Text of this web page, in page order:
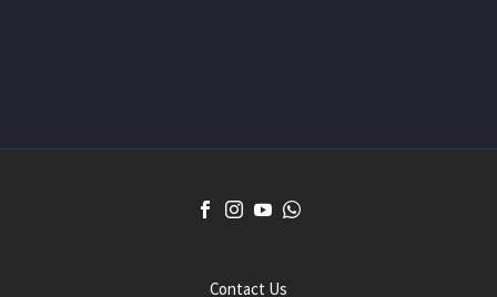
Contact Us